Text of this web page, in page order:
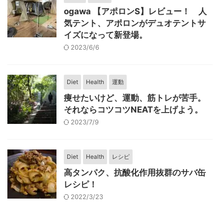
ogawa 【アポロンS】レビュー！ 人
気テント、アポロンがデュオテントサ
イズになって新登場。
2023/6/6
Diet Health 運動
痩せたいけど、運動、筋トレが苦手。
それならコツコツNEATを上げよう。
2023/7/9
Diet Health レシピ
高タンパク、抗酸化作用抜群のサバ缶
レシピ！
2022/3/23